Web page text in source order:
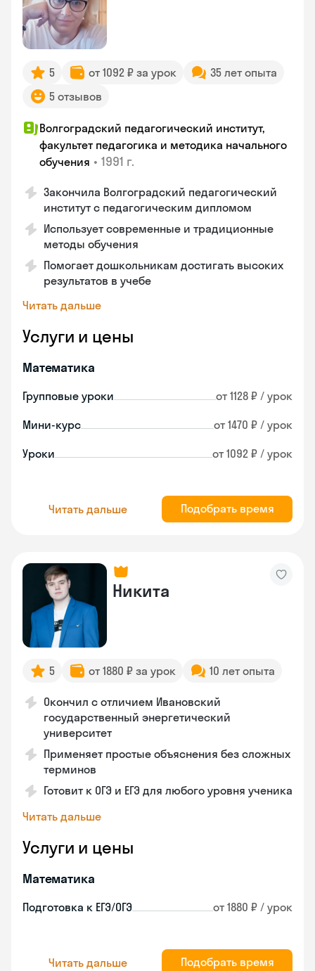
5 от 1092 ₽ за урок
35 лет опыта
5 отзывов
Волгоградский педагогический институт,
факультет педагогика и методика начального
обучения • 1991 г.
Закончила Волгоградский педагогический
институт с педагогическим дипломом
Использует современные и традиционные
методы обучения
Помогает дошкольникам достигать высоких
результатов в учебе
Читать дальше
Услуги и цены
Математика
Групповые уроки от 1128 ₽ / урок
Мини-курс от 1470 ₽ / урок
Уроки от 1092 ₽ / урок
Читать дальше Подобрать время
Никита
5 от 1880 ₽ за урок 10 лет опыта
Окончил с отличием Ивановский
государственный энергетический
университет
Применяет простые объяснения без сложных
терминов
Готовит к ОГЭ и ЕГЭ для любого уровня ученика
Читать дальше
Услуги и цены
Математика
Подготовка к ЕГЭ/ОГЭ от 1880 ₽ / урок
Читать дальше Подобрать время